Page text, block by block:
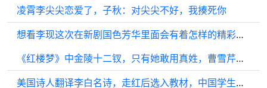
凌霄李尖尖恋爱了，子秋：对尖尖不好，我揍死你
想看李现这次在新剧国色芳华里面会有着怎样的精彩演绎…
《红楼梦》中金陵十二钗，只有她敢用真姓，曹雪芹对她极尽纵容！
美国诗人翻译李白名诗，走红后选入教材，中国学生看到原版沉默了